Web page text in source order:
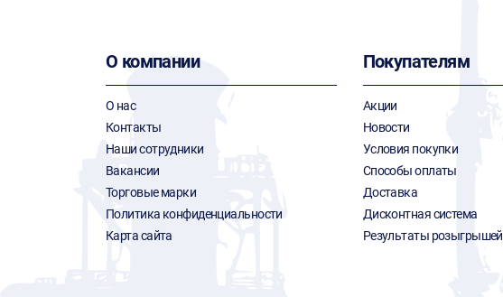
О компании
О нас
Контакты
Наши сотрудники
Вакансии
Торговые марки
Политика конфиденциальности
Карта сайта
Покупателям
Акции
Новости
Условия покупки
Способы оплаты
Доставка
Дисконтная система
Результаты розыгрышей